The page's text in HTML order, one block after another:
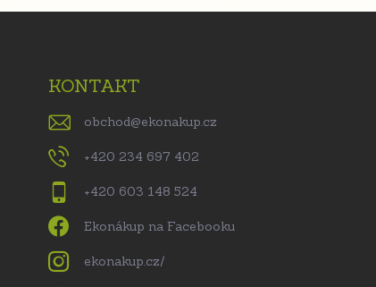
KONTAKT
obchod@ekonakup.cz
+420 234 697 402
+420 603 148 524
Ekonákup na Facebooku
ekonakup.cz/